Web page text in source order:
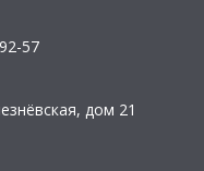
57
дом 21